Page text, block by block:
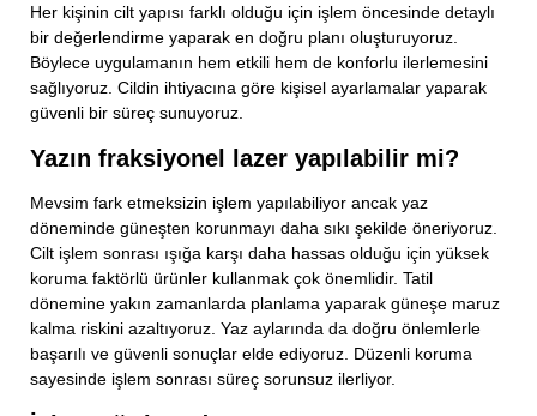
Her kişinin cilt yapısı farklı olduğu için işlem öncesinde detaylı
bir değerlendirme yaparak en doğru planı oluşturuyoruz.
Böylece uygulamanın hem etkili hem de konforlu ilerlemesini
sağlıyoruz. Cildin ihtiyacına göre kişisel ayarlamalar yaparak
güvenli bir süreç sunuyoruz.
Yazın fraksiyonel lazer yapılabilir mi?
Mevsim fark etmeksizin işlem yapılabiliyor ancak yaz
döneminde güneşten korunmayı daha sıkı şekilde öneriyoruz.
Cilt işlem sonrası ışığa karşı daha hassas olduğu için yüksek
koruma faktörlü ürünler kullanmak çok önemlidir. Tatil
dönemine yakın zamanlarda planlama yaparak güneşe maruz
kalma riskini azaltıyoruz. Yaz aylarında da doğru önlemlerle
başarılı ve güvenli sonuçlar elde ediyoruz. Düzenli koruma
sayesinde işlem sonrası süreç sorunsuz ilerliyor.